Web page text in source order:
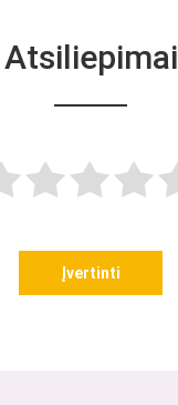
Atsiliepimai
Įvertinti